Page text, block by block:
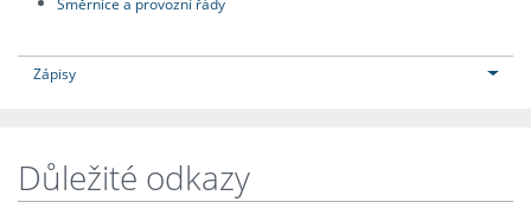
Zápisy
Důležité odkazy